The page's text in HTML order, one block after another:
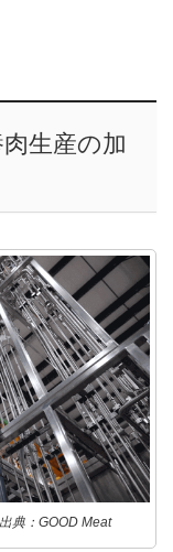
生産の加
典：GOOD Meat